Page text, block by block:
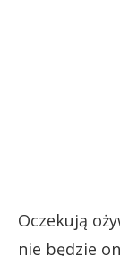
Oczekują
nie będzie